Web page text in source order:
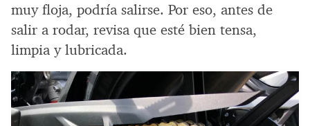
muy floja, podría salirse. Por eso, antes de
salir a rodar, revisa que esté bien tensa,
limpia y lubricada.